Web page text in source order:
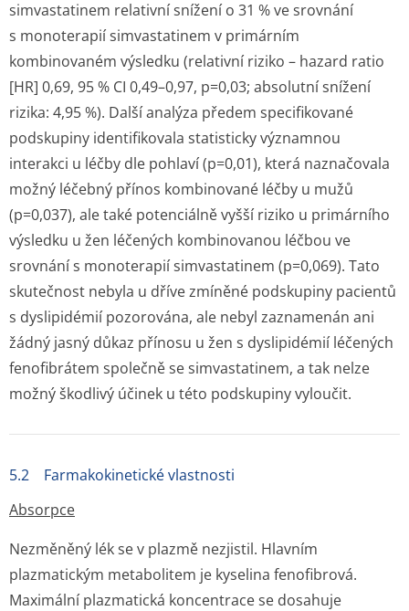
simvastatinem relativní snížení o 31 % ve srovnání
s monoterapií simvastatinem v primárním
kombinovaném výsledku (relativní riziko – hazard ratio
[HR] 0,69, 95 % CI 0,49–0,97, p=0,03; absolutní snížení
rizika: 4,95 %). Další analýza předem specifikované
podskupiny identifikovala statisticky významnou
interakci u léčby dle pohlaví (p=0,01), která naznačovala
možný léčebný přínos kombinované léčby u mužů
(p=0,037), ale také potenciálně vyšší riziko u primárního
výsledku u žen léčených kombinovanou léčbou ve
srovnání s monoterapií simvastatinem (p=0,069). Tato
skutečnost nebyla u dříve zmíněné podskupiny pacientů
s dyslipidémií pozorována, ale nebyl zaznamenán ani
žádný jasný důkaz přínosu u žen s dyslipidémií léčených
fenofibrátem společně se simvastatinem, a tak nelze
možný škodlivý účinek u této podskupiny vyloučit.
5.2 Farmakokinetické vlastnosti
Absorpce
Nezměněný lék se v plazmě nezjistil. Hlavním
plazmatickým metabolitem je kyselina fenofibrová.
Maximální plazmatická koncentrace se dosahuje